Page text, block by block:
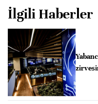
İlgili Haberler